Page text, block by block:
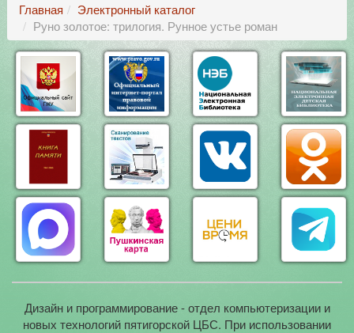
Главная
Электронный каталог
Руно золотое: трилогия. Рунное устье роман
Дизайн и программирование - отдел компьютеризации и
новых технологий пятигорской ЦБС. При использовании